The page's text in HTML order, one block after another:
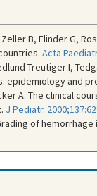
B, Elinder G,
Acta
Treutiger I,
epidemiology and
A. The clinical
J Pediatr.
of